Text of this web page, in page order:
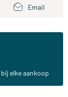
Email
bij elke aankoop